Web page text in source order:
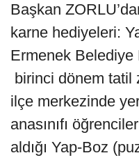
Başkan
karne hediyeleri:
Ermenek Belediye
birinci dönem tatil
ilçe merkezinde
anasınıfı
aldığı Yap-Boz